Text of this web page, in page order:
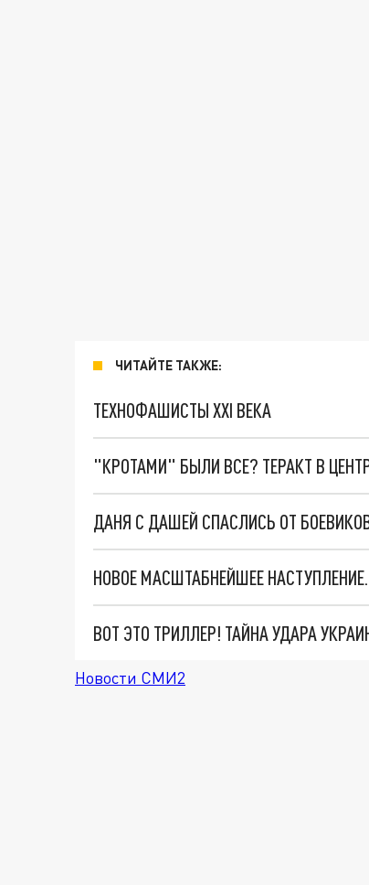
ЧИТАЙТЕ ТАКЖЕ:
ТЕХНОФАШИСТЫ XXI ВЕКА
"КРОТАМИ" БЫЛИ ВСЕ? ТЕРАКТ В
ДАНЯ С ДАШЕЙ СПАСЛИСЬ ОТ
ВОТ ЭТО ТРИЛЛЕР! ТАЙНА УДАРА
Новости СМИ2